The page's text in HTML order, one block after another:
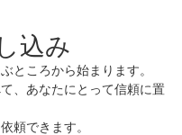
込み
ところから始まります。
、あなたにとって信頼に置
頼できます。